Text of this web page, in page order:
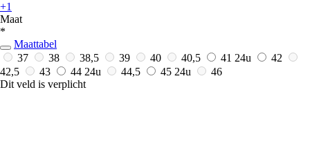
+1
Maat
*
Maattabel
37
38 38,5 39 40 40,5 41 24u
42
42,5
43 44 24u 44,5 45 24u
46
Dit veld is verplicht